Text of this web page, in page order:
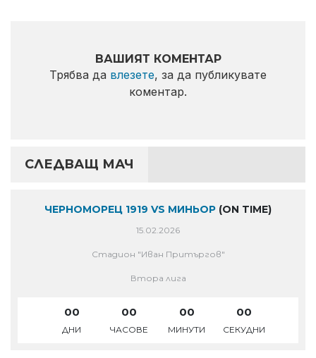
ВАШИЯТ КОМЕНТАР
Трябва да влезете, за да публикувате
коментар.
СЛЕДВАЩ МАЧ
ЧЕРНОМОРЕЦ 1919 VS МИНЬОР (ON TIME)
15.02.2026
Стадион "Иван Притъргов"
Втора лига
00
ДНИ
00
ЧАСОВЕ
00
МИНУТИ
00
СЕКУДНИ